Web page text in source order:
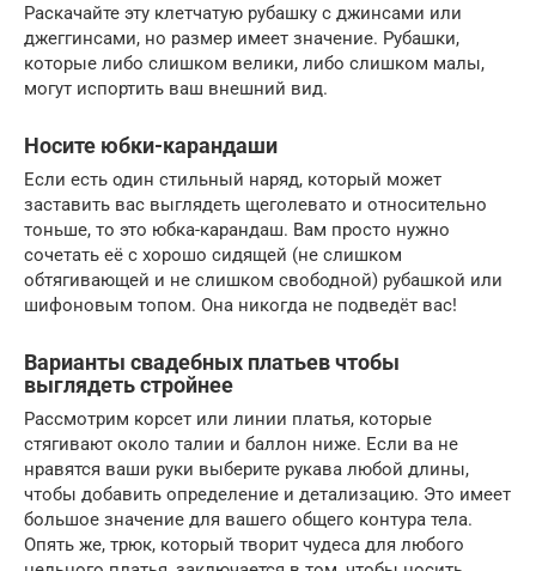
Раскачайте эту клетчатую рубашку с джинсами или
джеггинсами, но размер имеет значение. Рубашки,
которые либо слишком велики, либо слишком малы,
могут испортить ваш внешний вид.
Носите юбки-карандаши
Если есть один стильный наряд, который может
заставить вас выглядеть щеголевато и относительно
тоньше, то это юбка-карандаш. Вам просто нужно
сочетать её с хорошо сидящей (не слишком
обтягивающей и не слишком свободной) рубашкой или
шифоновым топом. Она никогда не подведёт вас!
Варианты свадебных платьев чтобы
выглядеть стройнее
Рассмотрим корсет или линии платья, которые
стягивают около талии и баллон ниже. Если ва не
нравятся ваши руки выберите рукава любой длины,
чтобы добавить определение и детализацию. Это имеет
большое значение для вашего общего контура тела.
Опять же, трюк, который творит чудеса для любого